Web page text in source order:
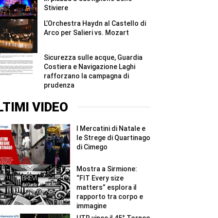
Stiviere
L’Orchestra Haydn al Castello di
Arco per Salieri vs. Mozart
Sicurezza sulle acque, Guardia
Costiera e Navigazione Laghi
rafforzano la campagna di
prudenza
VIDEO
I Mercatini di Natale e
le Strege di Quartinago
di Cimego
Mostra a Sirmione:
“FIT Every size
matters” esplora il
rapporto tra corpo e
immagine